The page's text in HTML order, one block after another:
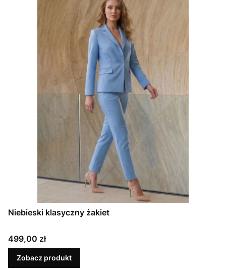
Niebieski klasyczny żakiet
Cena
499,00 zł
Zobacz produkt